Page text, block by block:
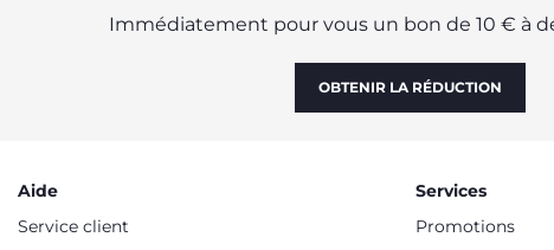
Immédiatement pour vous un bon de 10 € à
OBTENIR LA RÉDUCTION
Aide
Service client
Services
Promotions